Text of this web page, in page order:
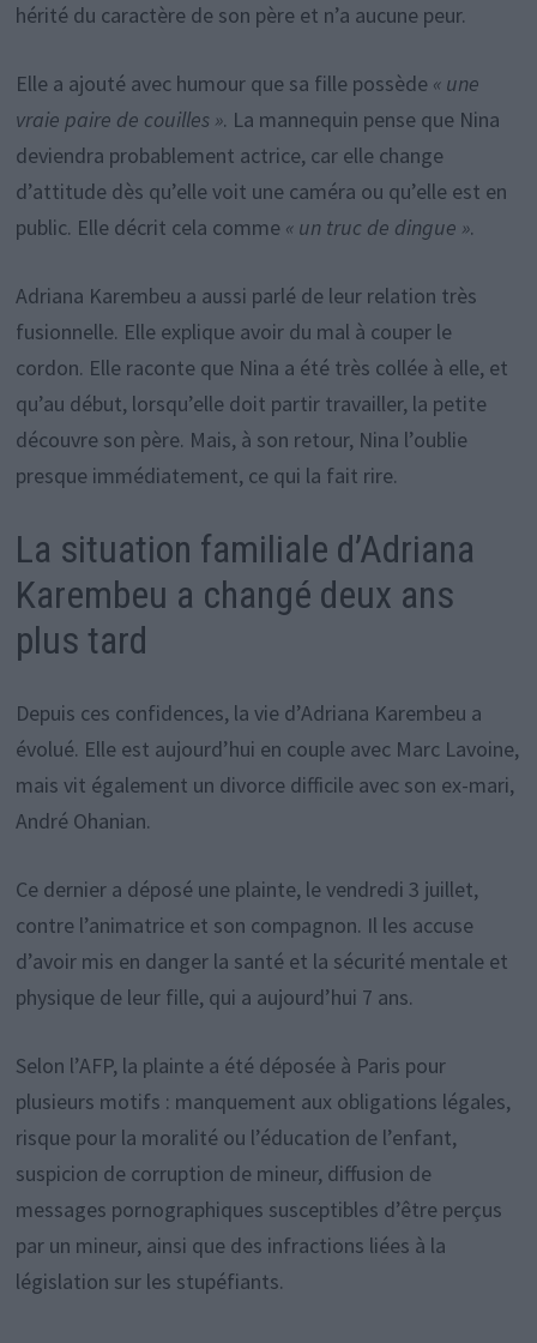
hérité du caractère de son père et n’a aucune peur.
Elle a ajouté avec humour que sa fille possède « une
vraie paire de couilles ». La mannequin pense que Nina
deviendra probablement actrice, car elle change
d’attitude dès qu’elle voit une caméra ou qu’elle est en
public. Elle décrit cela comme « un truc de dingue ».
Adriana Karembeu a aussi parlé de leur relation très
fusionnelle. Elle explique avoir du mal à couper le
cordon. Elle raconte que Nina a été très collée à elle, et
qu’au début, lorsqu’elle doit partir travailler, la petite
découvre son père. Mais, à son retour, Nina l’oublie
presque immédiatement, ce qui la fait rire.
La situation familiale d’Adriana
Karembeu a changé deux ans
plus tard
Depuis ces confidences, la vie d’Adriana Karembeu a
évolué. Elle est aujourd’hui en couple avec Marc Lavoine,
mais vit également un divorce difficile avec son ex-mari,
André Ohanian.
Ce dernier a déposé une plainte, le vendredi 3 juillet,
contre l’animatrice et son compagnon. Il les accuse
d’avoir mis en danger la santé et la sécurité mentale et
physique de leur fille, qui a aujourd’hui 7 ans.
Selon l’AFP, la plainte a été déposée à Paris pour
plusieurs motifs : manquement aux obligations légales,
risque pour la moralité ou l’éducation de l’enfant,
suspicion de corruption de mineur, diffusion de
messages pornographiques susceptibles d’être perçus
par un mineur, ainsi que des infractions liées à la
législation sur les stupéfiants.